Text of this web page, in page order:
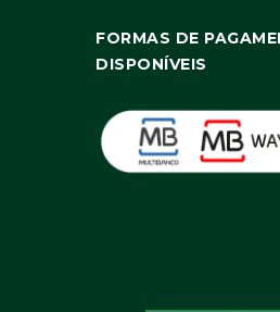
FORMAS DE
DISPONÍVEIS